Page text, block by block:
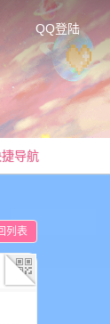
QQ登陆
导航
列表